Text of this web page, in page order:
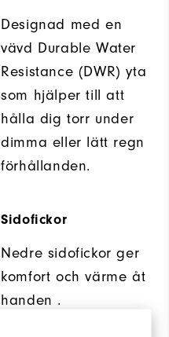
Designad med en
vävd Durable Water
Resistance (DWR) yta
som hjälper till att
hålla dig torr under
dimma eller lätt regn
förhållanden.
Sidofickor
Nedre sidofickor ger
komfort och värme åt
handen .